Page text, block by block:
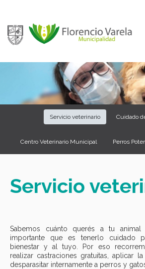
Servicio veterinario Cuidado
Centro Veterinario Municipal Perros
Servicio
Sabemos cuánto querés a tu
importante que es tenerlo cuidado
bienestar y al tuyo. Por eso
realizar castraciones gratuitas, aplicar
desparasitar internamente a perros y